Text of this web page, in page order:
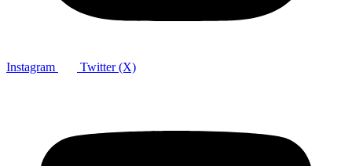
Instagram Twitter (X)